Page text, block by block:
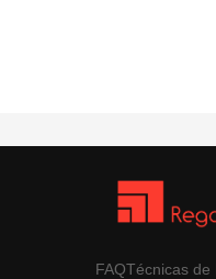
FAQTécnicas de